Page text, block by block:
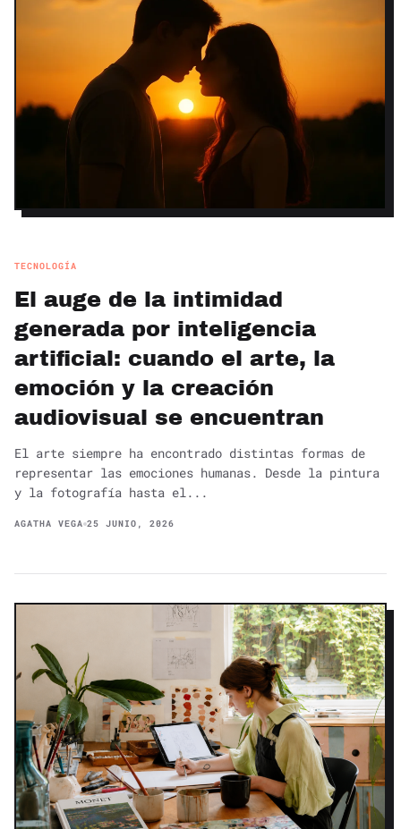
TECNOLOGÍA
El auge de la intimidad
generada por inteligencia
artificial: cuando el arte, la
emoción y la creación
audiovisual se encuentran
El arte siempre ha encontrado distintas formas de
representar las emociones humanas. Desde la pintura
y la fotografía hasta el...
AGATHA VEGA 25 JUNIO, 2026